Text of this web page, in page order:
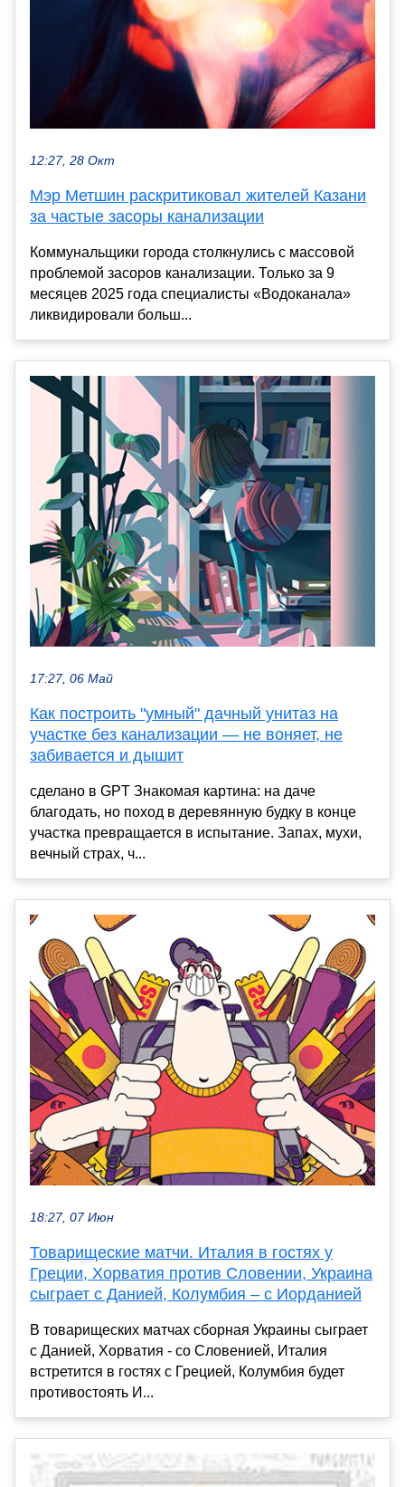
12:27, 28 Окт
Мэр Метшин раскритиковал жителей Казани
за частые засоры канализации
Коммунальщики города столкнулись с массовой
проблемой засоров канализации. Только за 9
месяцев 2025 года специалисты «Водоканала»
ликвидировали больш...
17:27, 06 Май
Как построить "умный" дачный унитаз на
участке без канализации — не воняет, не
забивается и дышит
сделано в GPT Знакомая картина: на даче
благодать, но поход в деревянную будку в конце
участка превращается в испытание. Запах, мухи,
вечный страх, ч...
18:27, 07 Июн
Товарищеские матчи. Италия в гостях у
Греции, Хорватия против Словении, Украина
сыграет с Данией, Колумбия – с Иорданией
В товарищеских матчах сборная Украины сыграет
с Данией, Хорватия - со Словенией, Италия
встретится в гостях с Грецией, Колумбия будет
противостоять И...